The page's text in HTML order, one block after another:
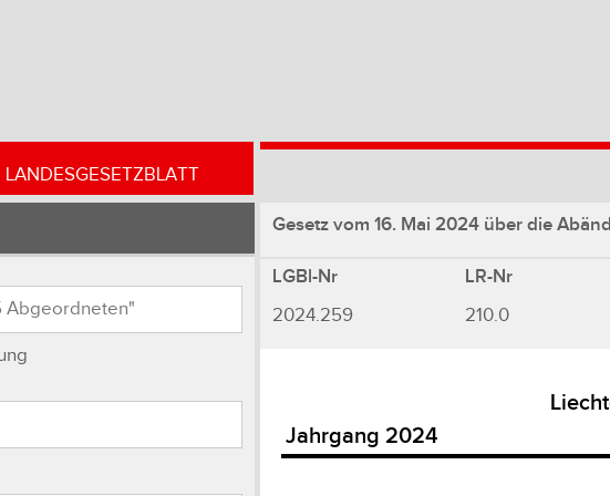
LANDESGESETZBLATT
Gesetz vom 16. Mai 2024 über die
LGBl-Nr LR-Nr
2024.259 210.0